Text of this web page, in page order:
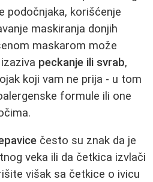
podočnjaka, korišćenje
maskiranja donjih
maskarom može
peckanje ili svrab,
koji vam ne prija - u tom
formule ili one
često su znak da je
veka ili da četkica izvlači
višak sa četkice o ivicu